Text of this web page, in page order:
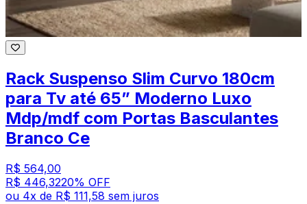
Rack Suspenso Slim Curvo 180cm
para Tv até 65” Moderno Luxo
Mdp/mdf com Portas Basculantes
Branco Ce
R$ 564,00
R$ 446,3220% OFF
ou 4x de R$ 111,58 sem juros